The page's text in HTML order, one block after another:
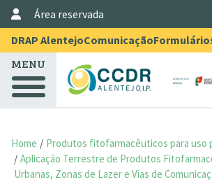
Skip to main content
Menu Topo
DRAP AlentejoComunicação
User Account Menu
Área reservada
MENU
Home
Produtos fitofarmacêuticos para uso
Aplicação Terrestre de Produtos
Urbanas, Zonas de Lazer e Vias de